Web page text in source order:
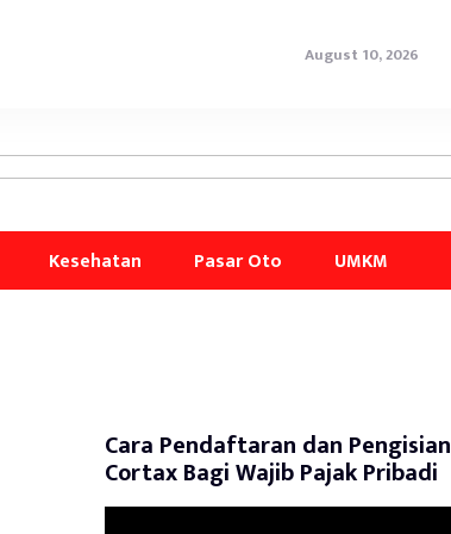
August 10, 2026
Kesehatan Pasar Oto UMKM
Cara Pendaftaran dan Pengisian
Cortax Bagi Wajib Pajak Pribadi